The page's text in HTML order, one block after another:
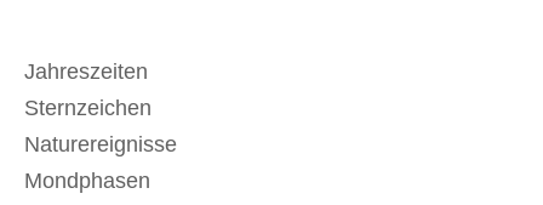
Jahreszeiten
Sternzeichen
Naturereignisse
Mondphasen